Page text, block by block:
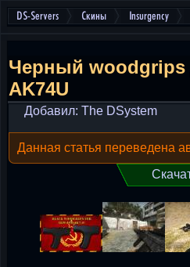
DS-Servers Скины Insurgency
Черный
AK74U
Добавил: The DSystem
Данная статья переведена